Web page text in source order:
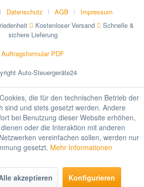
Datenschutz AGB
Impressum
Kostenloser Versand
Schnelle &
sichere Lieferung
Auftragsformular PDF
Auto-Steuergeräte24
die für den technischen Betrieb der
sind und stets gesetzt werden. Andere
bei Benutzung dieser Website erhöhen,
oder die Interaktion mit anderen
vereinfachen sollen, werden nur
gesetzt. Mehr Informationen
akzeptieren Konfigurieren